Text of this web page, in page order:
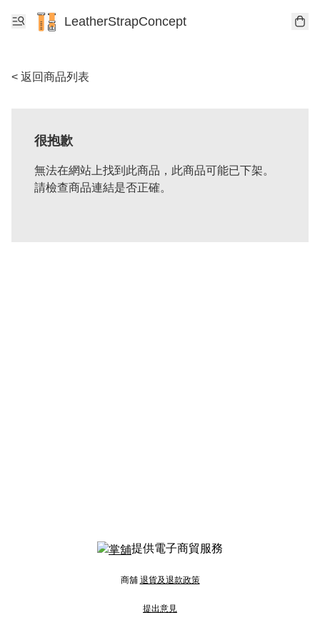
LeatherStrapConcept
< 返回商品列表
很抱歉
無法在網站上找到此商品，此商品可能已下架。
請檢查商品連結是否正確。
提供電子商貿服務
商舖 退貨及退款政策
提出意見